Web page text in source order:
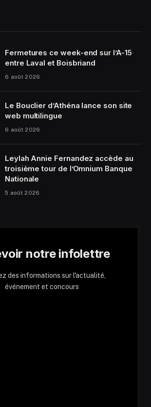
Fermetures ce week-end sur l’A-15
entre Laval et Boisbriand
6 août 2026
Le Bouclier d’Athéna lance son site
web multilingue
6 août 2026
Leylah Annie Fernandez accède au
troisième tour de l’Omnium Banque
Nationale
5 août 2026
notre infolettre
des informations sur l'actualité,
événement et concours